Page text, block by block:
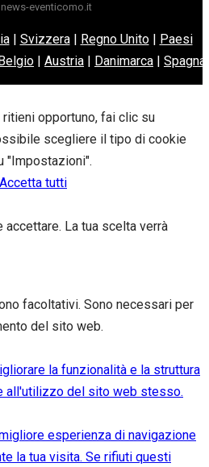
eventicomo.it
| Svizzera| Regno Unito| Paesi
| Austria | Danimarca | Spagna
opportuno, fai clic su
scegliere il tipo di cookie
"Impostazioni".
Accetta tutti
La tua scelta verrà
facoltativi. Sono necessari per
del sito web.
la funzionalità e la struttura
all'utilizzo del sito web stesso.
esperienza di navigazione
la tua visita. Se rifiuti questi